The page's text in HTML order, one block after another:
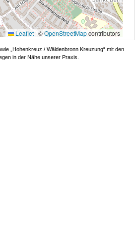
Leaflet | ©OpenStreetMapcontributors
„Hohenkreuz / Wäldenbronn Kreuzung“ mit den
in der Nähe unserer Praxis.